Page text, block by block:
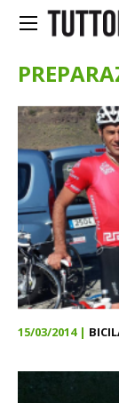
15/03/2014 |